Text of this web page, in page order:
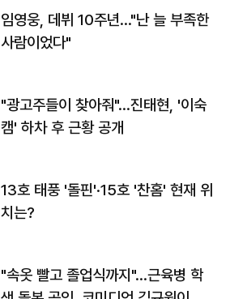
임영웅, 데뷔 10주년…"난 늘 부족한
사람이었다"
"광고주들이 찾아줘"…진태현, '이숙
캠' 하차 후 근황 공개
13호 태풍 '돌핀'·15호 '찬홈' 현재 위
치는?
"속옷 빨고 졸업식까지"…근육병 학